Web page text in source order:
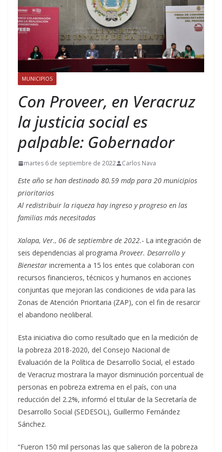
MUNICIPIOS
Con Proveer, en Veracruz
la justicia social es
palpable: Gobernador
martes 6 de septiembre de 2022 Carlos Nava
Este año se han destinado 80.59 mdp para 20 municipios
prioritarios
Al redistribuir la riqueza hay ingreso y progreso en las
familias más necesitadas
Xalapa, Ver., 06 de septiembre de 2022.- La integración de
seis dependencias al programa Proveer. Desarrollo y
Bienestar incrementa a 15 los entes que colaboran con
recursos financieros, técnicos y humanos en acciones
conjuntas que mejoran las condiciones de vida para las
Zonas de Atención Prioritaria (ZAP), con el fin de resarcir
el abandono neoliberal.
Esta iniciativa dio como resultado que en la medición de
la pobreza 2018-2020, del Consejo Nacional de
Evaluación de la Política de Desarrollo Social, el estado
de Veracruz mostrara la mayor disminución porcentual de
personas en pobreza extrema en el país, con una
reducción del 2.2%, informó el titular de la Secretaría de
Desarrollo Social (SEDESOL), Guillermo Fernández
Sánchez.
“Fueron 150 mil personas las que salieron de la pobreza